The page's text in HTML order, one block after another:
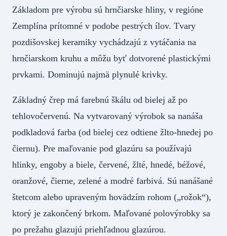
Základom pre výrobu sú hrnčiarske hliny, v regióne
Zemplína prítomné v podobe pestrých ílov. Tvary
pozdišovskej keramiky vychádzajú z vytáčania na
hrnčiarskom kruhu a môžu byť dotvorené plastickými
prvkami. Dominujú najmä plynulé krivky.
Základný črep má farebnú škálu od bielej až po
tehlovočervenú. Na vytvarovaný výrobok sa nanáša
podkladová farba (od bielej cez odtiene žlto-hnedej po
čiernu). Pre maľovanie pod glazúru sa používajú
hlinky, engoby a biele, červené, žlté, hnedé, béžové,
oranžové, čierne, zelené a modré farbivá. Sú nanášané
štetcom alebo upraveným hovädzím rohom („rožok“),
ktorý je zakončený brkom. Maľované polovýrobky sa
po prežahu glazujú priehľadnou glazúrou.